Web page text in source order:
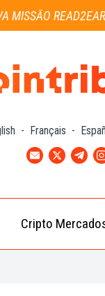
MISSÃO
- Français -
Notícias
Cripto
Cripto